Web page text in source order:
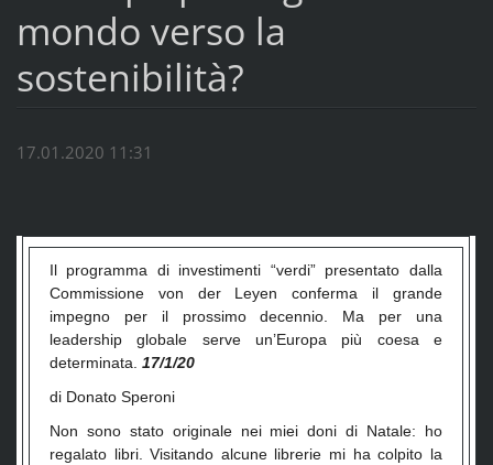
mondo verso la
sostenibilità?
17.01.2020 11:31
Il programma di investimenti “verdi” presentato dalla
Commissione von der Leyen conferma il grande
impegno per il prossimo decennio. Ma per una
leadership globale serve un’Europa più coesa e
determinata. 17/1/20
di Donato Speroni
Non sono stato originale nei miei doni di Natale: ho
regalato libri. Visitando alcune librerie mi ha colpito la